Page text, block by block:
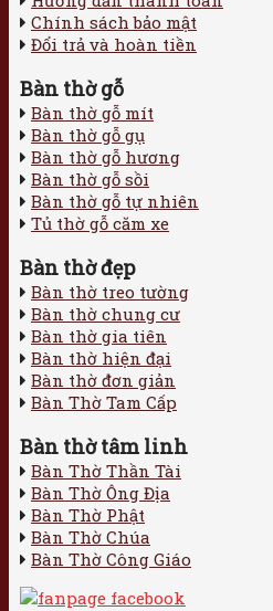
Chính sách bảo mật
Đổi trả và hoàn tiền
Bàn thờ gỗ
Bàn thờ gỗ mít
Bàn thờ gỗ gụ
Bàn thờ gỗ hương
Bàn thờ gỗ sồi
Bàn thờ gỗ tự nhiên
Tủ thờ gỗ căm xe
Bàn thờ đẹp
Bàn thờ treo tường
Bàn thờ chung cư
Bàn thờ gia tiên
Bàn thờ hiện đại
Bàn thờ đơn giản
Bàn Thờ Tam Cấp
Bàn thờ tâm linh
Bàn Thờ Thần Tài
Bàn Thờ Ông Địa
Bàn Thờ Phật
Bàn Thờ Chúa
Bàn Thờ Công Giáo